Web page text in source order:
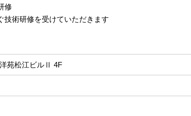
修
技術研修を受けていただきます
苑松江ビルⅡ 4F